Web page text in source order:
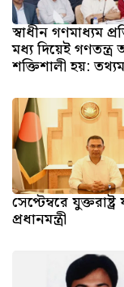
স্বাধীন গণমাধ্যম
মধ্য দিয়েই
শক্তিশালী হয়:
সেপ্টেম্বরে
প্রধানমন্ত্রী